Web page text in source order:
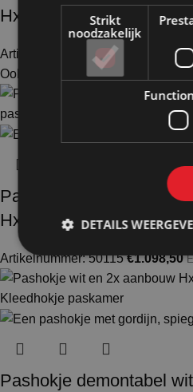
HxBxD200x200x100cm
Artikelnummer: 50105 1.004,00
Ook te huur
Pashokje demontabel
HxBxD200x200x100cm
Artikelnummer: 50115€1.098,50
Pashokje demontabel
Strikt
noodzakelijk
DETAILS